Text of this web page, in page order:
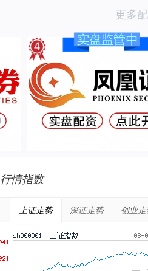
更多
行情指数
上证走势 深证走势 创业走